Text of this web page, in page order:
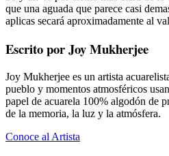
que una aguada que parece casi
aplicas secará aproximadamente al
Escrito por Joy Mukherjee
Joy Mukherjee es un artista
pueblo y momentos atmosféricos
papel de acuarela 100% algodón de
de la memoria, la luz y la atmósfera.
Conoce al Artista